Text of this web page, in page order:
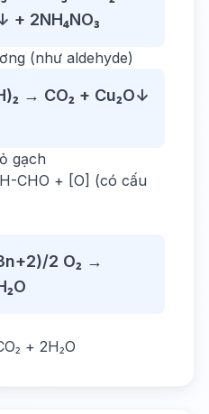
+ 2NH₄NO₃
(như aldehyde)
→ CO₂ + Cu₂O↓
gạch
CHO + [O] (có cấu
2 O₂ →
+ 2H₂O